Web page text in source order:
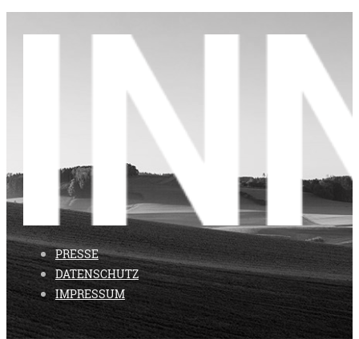
PRESSE
DATENSCHUTZ
IMPRESSUM